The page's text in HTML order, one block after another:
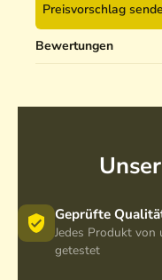
Preisvorschlag
Bewertungen
Geprüfte
Jedes Produkt von
getestet